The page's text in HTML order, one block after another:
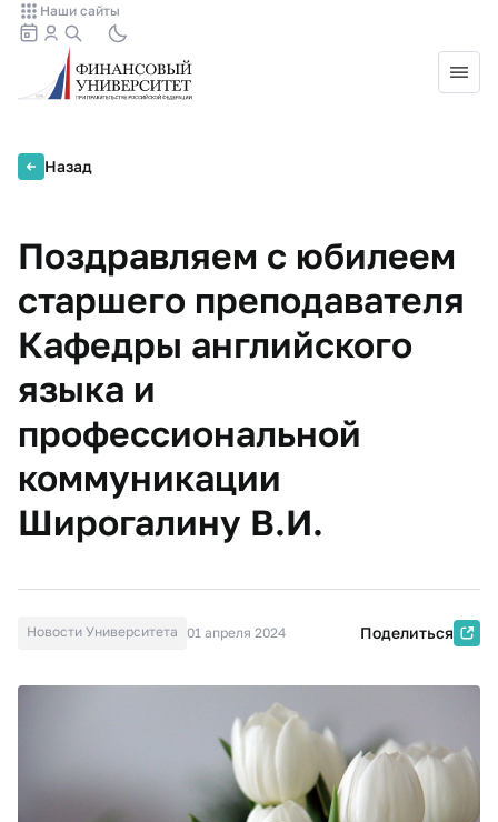
Наши сайты
Назад
Поздравляем с юбилеем
старшего преподавателя
Кафедры английского
языка и
профессиональной
коммуникации
Широгалину В.И.
Новости Университета 01 апреля 2024 Поделиться